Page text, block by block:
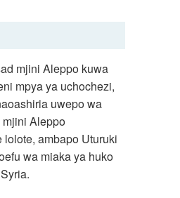
mjini Aleppo kuwa
mpya ya uchochezi,
uwepo wa
Aleppo
ambapo Uturuki
wa miaka ya huko